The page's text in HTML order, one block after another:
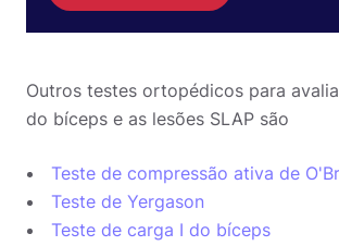
Outros testes ortopédicos para
do bíceps e as lesões SLAP são
Teste de compressão ativa de
Teste de Yergason
Teste de carga I do bíceps